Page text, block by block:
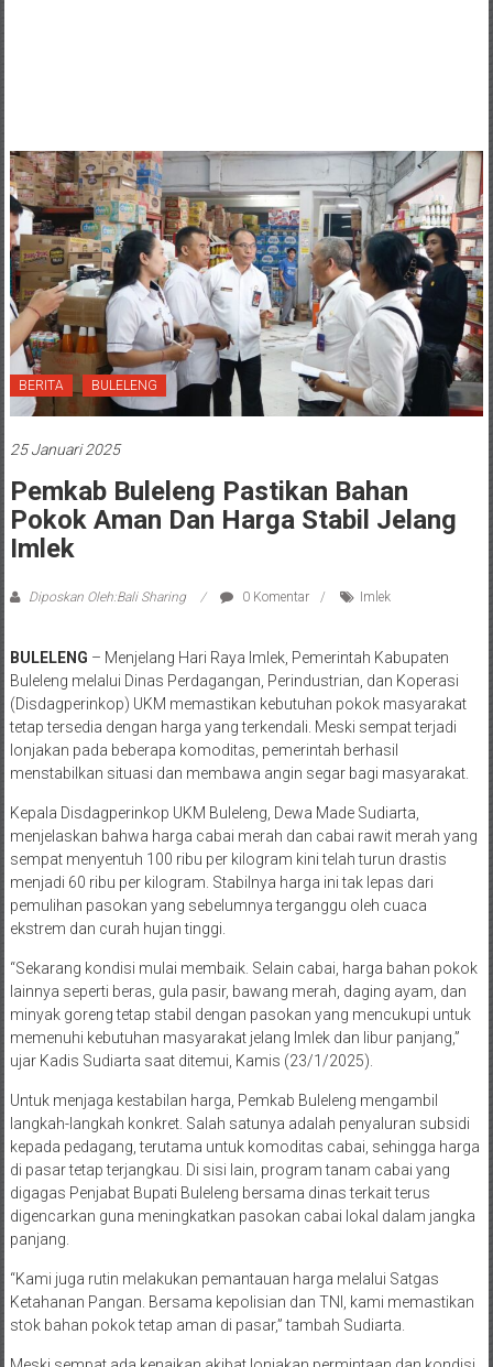
BERITA BULELENG
25 Januari 2025
Pemkab Buleleng Pastikan Bahan
Pokok Aman Dan Harga Stabil Jelang
Imlek
Diposkan Oleh:Bali Sharing 0 Komentar Imlek
BULELENG – Menjelang Hari Raya Imlek, Pemerintah Kabupaten
Buleleng melalui Dinas Perdagangan, Perindustrian, dan Koperasi
(Disdagperinkop) UKM memastikan kebutuhan pokok masyarakat
tetap tersedia dengan harga yang terkendali. Meski sempat terjadi
lonjakan pada beberapa komoditas, pemerintah berhasil
menstabilkan situasi dan membawa angin segar bagi masyarakat.
Kepala Disdagperinkop UKM Buleleng, Dewa Made Sudiarta,
menjelaskan bahwa harga cabai merah dan cabai rawit merah yang
sempat menyentuh 100 ribu per kilogram kini telah turun drastis
menjadi 60 ribu per kilogram. Stabilnya harga ini tak lepas dari
pemulihan pasokan yang sebelumnya terganggu oleh cuaca
ekstrem dan curah hujan tinggi.
“Sekarang kondisi mulai membaik. Selain cabai, harga bahan pokok
lainnya seperti beras, gula pasir, bawang merah, daging ayam, dan
minyak goreng tetap stabil dengan pasokan yang mencukupi untuk
memenuhi kebutuhan masyarakat jelang Imlek dan libur panjang,”
ujar Kadis Sudiarta saat ditemui, Kamis (23/1/2025).
Untuk menjaga kestabilan harga, Pemkab Buleleng mengambil
langkah-langkah konkret. Salah satunya adalah penyaluran subsidi
kepada pedagang, terutama untuk komoditas cabai, sehingga harga
di pasar tetap terjangkau. Di sisi lain, program tanam cabai yang
digagas Penjabat Bupati Buleleng bersama dinas terkait terus
digencarkan guna meningkatkan pasokan cabai lokal dalam jangka
panjang.
“Kami juga rutin melakukan pemantauan harga melalui Satgas
Ketahanan Pangan. Bersama kepolisian dan TNI, kami memastikan
stok bahan pokok tetap aman di pasar,” tambah Sudiarta.